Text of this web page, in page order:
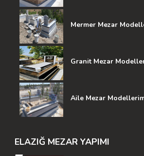
Mermer Mezar
Granit Mezar
Aile Mezar
ELAZIĞ MEZAR YAPIMI